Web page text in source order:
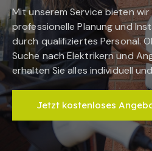
Mit unserem Service bieten wir
professionelle Planung und
durch qualifiziertes Personal.
Suche nach Elektrikern und
erhalten Sie alles individuell
Jetzt kostenloses